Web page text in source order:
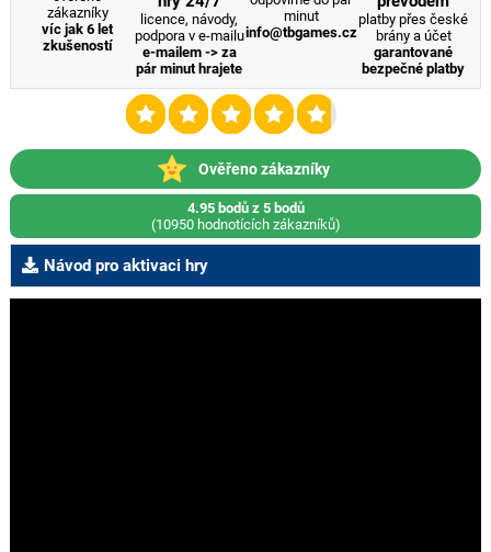
zákazníky
víc jak 6 let
zkušeností
licence, návody,
podpora v e-mailu
e-mailem -> za
pár minut hrajete
minut
info@tbgames.cz
platby přes české
brány a účet
garantované
bezpečné platby
Ověřeno zákazníky
4.95 bodů z 5 bodů
(10950 hodnotících zákazníků)
Návod pro aktivaci hry